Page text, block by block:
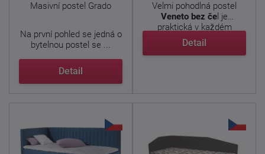
Masivní postel Grado
Na první pohled se jedná o
bytelnou postel se ...
Detail
Velmi pohodlná postel
Veneto bez če l je
praktická v každém
ohledu. ...
Detail